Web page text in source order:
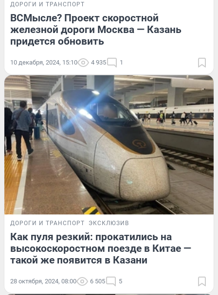
ДОРОГИ И ТРАНСПОРТ
ВСМысле? Проект скоростной
железной дороги Москва — Казань
придется обновить
10 декабря, 2024, 15:10 4 935 1
ДОРОГИ И ТРАНСПОРТ ЭКСКЛЮЗИВ
Как пуля резкий: прокатились на
высокоскоростном поезде в Китае —
такой же появится в Казани
28 октября, 2024, 08:00 6 505 5